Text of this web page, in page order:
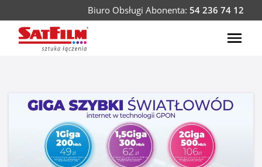
Biuro Obsługi Abonenta: 54 236 74 12
Usługi
Internet
Telefon
SatFilm GO